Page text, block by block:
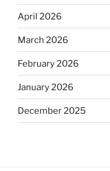
April 2026
March 2026
February 2026
January 2026
December 2025